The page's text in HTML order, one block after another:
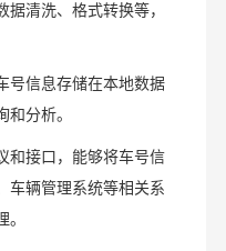
清洗、格式转换等，
号信息存储在本地数据
分析。
和接口，能够将车号信
车辆管理系统等相关系